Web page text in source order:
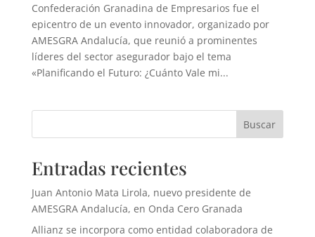
Confederación Granadina de Empresarios fue el
epicentro de un evento innovador, organizado por
AMESGRA Andalucía, que reunió a prominentes
líderes del sector asegurador bajo el tema
«Planificando el Futuro: ¿Cuánto Vale mi...
Buscar
Entradas recientes
Juan Antonio Mata Lirola, nuevo presidente de
AMESGRA Andalucía, en Onda Cero Granada
Allianz se incorpora como entidad colaboradora de